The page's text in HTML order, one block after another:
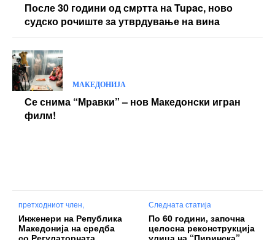
После 30 години од смртта на Tupac, ново
судско рочиште за утврдување на вина
МАКЕДОНИЈА
Се снима “Мравки” – нов Македонски игран
филм!
претходниот член,
Инженери на Република
Македонија на средба
со Регулаторната
Следната статија
По 60 години, започна
целосна реконструкција
улица на “Пиринска”